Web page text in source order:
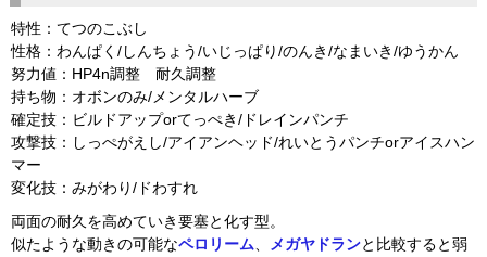
特性：てつのこぶし
性格：わんぱく/しんちょう/いじっぱり/のんき/なまいき/ゆうかん
努力値：HP4n調整 耐久調整
持ち物：オボンのみ/メンタルハーブ
確定技：ビルドアップorてっぺき/ドレインパンチ
攻撃技：しっぺがえし/アイアンヘッド/れいとうパンチorアイスハン
マー
変化技：みがわり/ドわすれ
両面の耐久を高めていき要塞と化す型。
似たような動きの可能なペロリーム メガヤドランと比較すると弱